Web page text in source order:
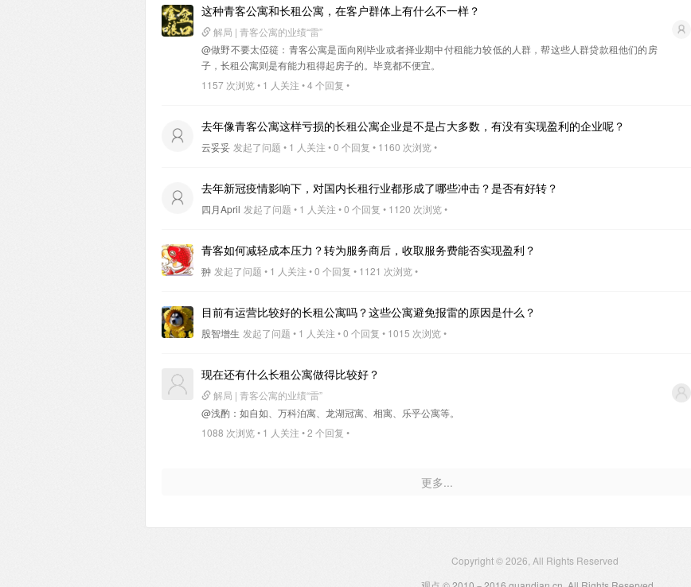
这种青客公寓和长租公寓，在客户群体上有什么不一样？
解局 | 青客公寓的业绩“雷”
@做野不要太俹簁 ：青客公寓是面向刚毕业或者择业期中付租能力较低的人群，帮这些人群贷款租他们的房
子，长租公寓则是有能力租得起房子的。毕竟都不便宜。
1157 次浏览 • 1 人关注 • 4 个回复 •
去年像青客公寓这样亏损的长租公寓企业是不是占大多数，有没有实现盈利的企业呢？
云妥妥 发起了问题 • 1 人关注 • 0 个回复 • 1160 次浏览 •
去年新冠疫情影响下，对国内长租行业都形成了哪些冲击？是否有好转？
四月April 发起了问题 • 1 人关注 • 0 个回复 • 1120 次浏览 •
青客如何减轻成本压力？转为服务商后，收取服务费能否实现盈利？
翀 发起了问题 • 1 人关注 • 0 个回复 • 1121 次浏览 •
目前有运营比较好的长租公寓吗？这些公寓避免报雷的原因是什么？
股智增生 发起了问题 • 1 人关注 • 0 个回复 • 1015 次浏览 •
现在还有什么长租公寓做得比较好？
解局 | 青客公寓的业绩“雷”
@浅酌 ：如自如、万科泊寓、龙湖冠寓、相寓、乐乎公寓等。
1088 次浏览 • 1 人关注 • 2 个回复 •
更多...
Copyright © 2026, All Rights Reserved